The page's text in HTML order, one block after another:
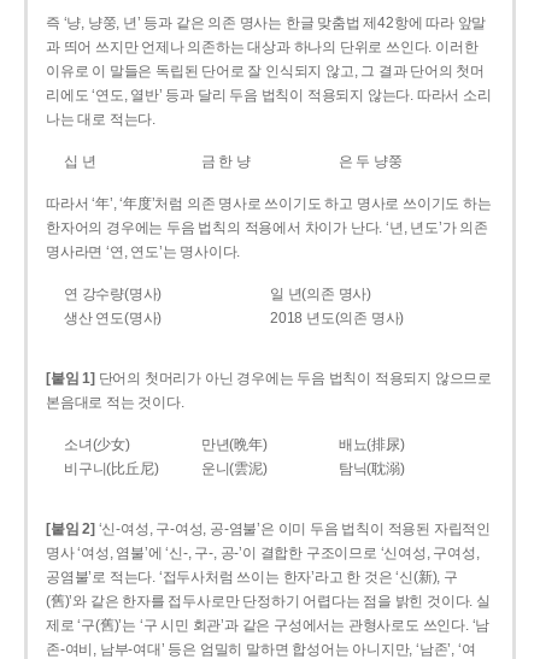
즉 ‘냥, 냥쭝, 년’ 등과 같은 의존 명사는 한글 맞춤법 제42항에 따라 앞말
과 띄어 쓰지만 언제나 의존하는 대상과 하나의 단위로 쓰인다. 이러한
이유로 이 말들은 독립된 단어로 잘 인식되지 않고, 그 결과 단어의 첫머
리에도 ‘연도, 열반’ 등과 달리 두음 법칙이 적용되지 않는다. 따라서 소리
나는 대로 적는다.
십 년 금 한 냥 은 두 냥쭝
따라서 ‘年’, ‘年度’처럼 의존 명사로 쓰이기도 하고 명사로 쓰이기도 하는
한자어의 경우에는 두음 법칙의 적용에서 차이가 난다. ‘년, 년도’가 의존
명사라면 ‘연, 연도’는 명사이다.
연 강수량(명사)
일 년(의존 명사)
생산 연도(명사)
2018 년도(의존 명사)
[붙임 1] 단어의 첫머리가 아닌 경우에는 두음 법칙이 적용되지 않으므로
본음대로 적는 것이다.
소녀(少女) 만년(晩年)
배뇨(排尿)
비구니(比丘尼)
운니(雲泥) 탐닉(耽溺)
[붙임 2] ‘신-여성, 구-여성, 공-염불’은 이미 두음 법칙이 적용된 자립적인
명사 ‘여성, 염불’에 ‘신-, 구-, 공-’이 결합한 구조이므로 ‘신여성, 구여성,
공염불’로 적는다. ‘접두사처럼 쓰이는 한자’라고 한 것은 ‘신(新), 구
(舊)’와 같은 한자를 접두사로만 단정하기 어렵다는 점을 밝힌 것이다. 실
제로 ‘구(舊)’는 ‘구 시민 회관’과 같은 구성에서는 관형사로도 쓰인다. ‘남
존­-여비, 남부-­여대’ 등은 엄밀히 말하면 합성어는 아니지만, ‘남존’, ‘여